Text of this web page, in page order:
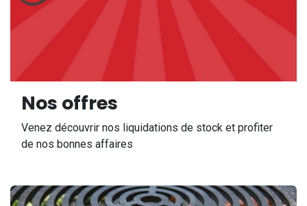
Nos offres
Venez découvrir nos liquidations de stock et profiter
de nos bonnes affaires